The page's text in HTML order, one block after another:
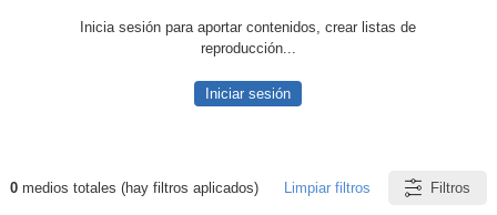
Inicia sesión para aportar contenidos, crear listas de
reproducción...
Iniciar sesión
Resultados de: Crotona
0medios totales (hay filtros aplicados) Limpiar filtros Filtros